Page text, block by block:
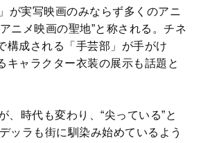
が実写映画のみならず多くのアニ
ニメ映画の聖地”と称される。チネ
構成される「手芸部」が手がけ
キャラクター衣装の展示も話題と
、時代も変わり、“尖っている”と
ッラも街に馴染み始めているよう